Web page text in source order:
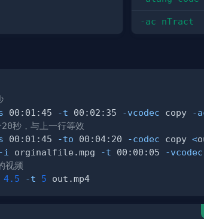
-ac nTract
00:01:45 -t 00:02:35 -vcodec copy -
秒，与上一行等效
00:01:45 -to 00:04:20 -codec copy <
-i orginalfile.mpg -t 00:00:05 -vcodec
视频
4.5 -t 5